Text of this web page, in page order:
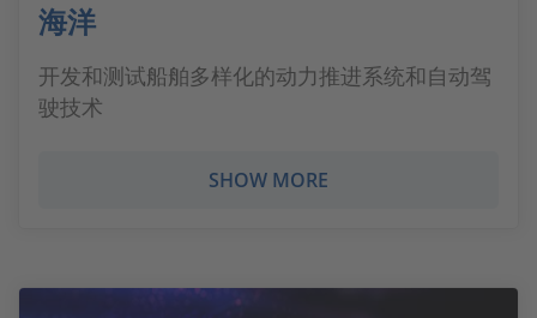
海洋
开发和测试船舶多样化的动力推进系统和自动驾
驶技术
SHOW MORE